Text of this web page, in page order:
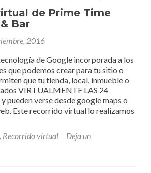
de Prime Time
Bar
2016
de Google incorporada a los
que podemos crear para tu sitio o
que tu tienda, local, inmueble o
VIRTUALMENTE LAS 24
pueden verse desde google maps o
Este recorrido virtual lo realizamos
Recorrido virtual
Deja un